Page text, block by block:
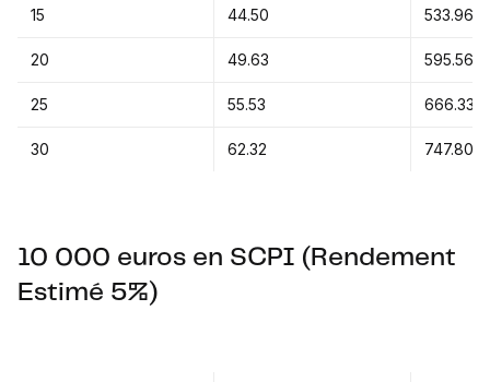
15 44.50 533.96
20 49.63 595.56
25 55.53 666.33
30 62.32 747.80
10 000 euros en SCPI (Rendement
Estimé 5%)